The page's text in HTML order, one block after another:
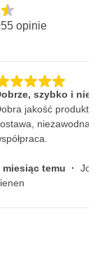
opinie
szybko i
jakość
niezawodna
miesiąc temu ·